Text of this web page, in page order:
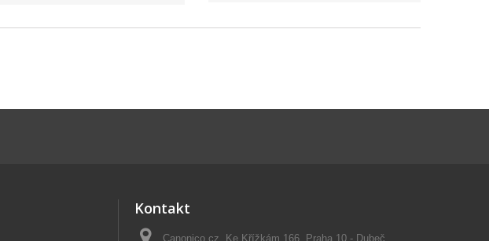
Kontakt
Canonico.cz, Ke Křížkám 166, Praha 10 - Dubeč